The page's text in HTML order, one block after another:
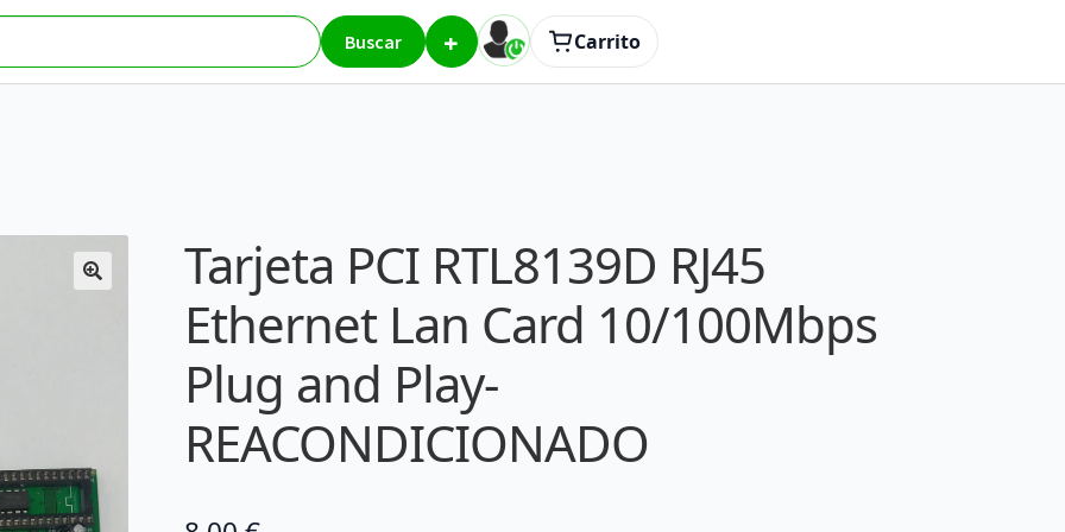
Buscar + Carrito
Tarjeta PCI RTL8139D RJ45 Ethernet Lan Card 10/100Mbps Plug and Play- REACONDICIONADO
Tarjeta PCI RTL8139D RJ45
Ethernet Lan Card 10/100Mbps
Plug and Play-
REACONDICIONADO